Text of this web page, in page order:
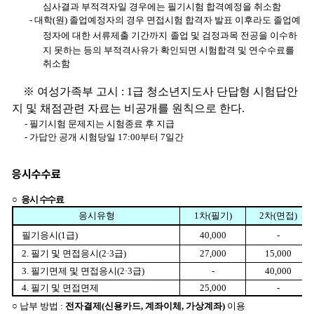
응시수수료